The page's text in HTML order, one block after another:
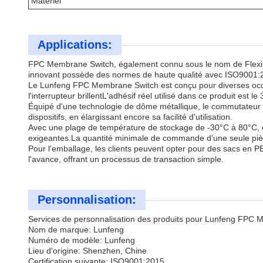
Applications:
FPC Membrane Switch, également connu sous le nom de
innovant possède des normes de haute qualité avec
Le Lunfeng FPC Membrane Switch est conçu pour diverses
l'interrupteur brillentL'adhésif réel utilisé dans ce produit est
Équipé d'une technologie de dôme métallique, le
dispositifs, en élargissant encore sa facilité d'utilisation.
Avec une plage de température de stockage de -30°C à
exigeantes.La quantité minimale de commande d'une seule
Pour l'emballage, les clients peuvent opter pour des sacs en
l'avance, offrant un processus de transaction simple.
Personnalisation:
Services de personnalisation des produits pour Lunfeng FPC
Nom de marque: Lunfeng
Numéro de modèle: Lunfeng
Lieu d'origine: Shenzhen, Chine